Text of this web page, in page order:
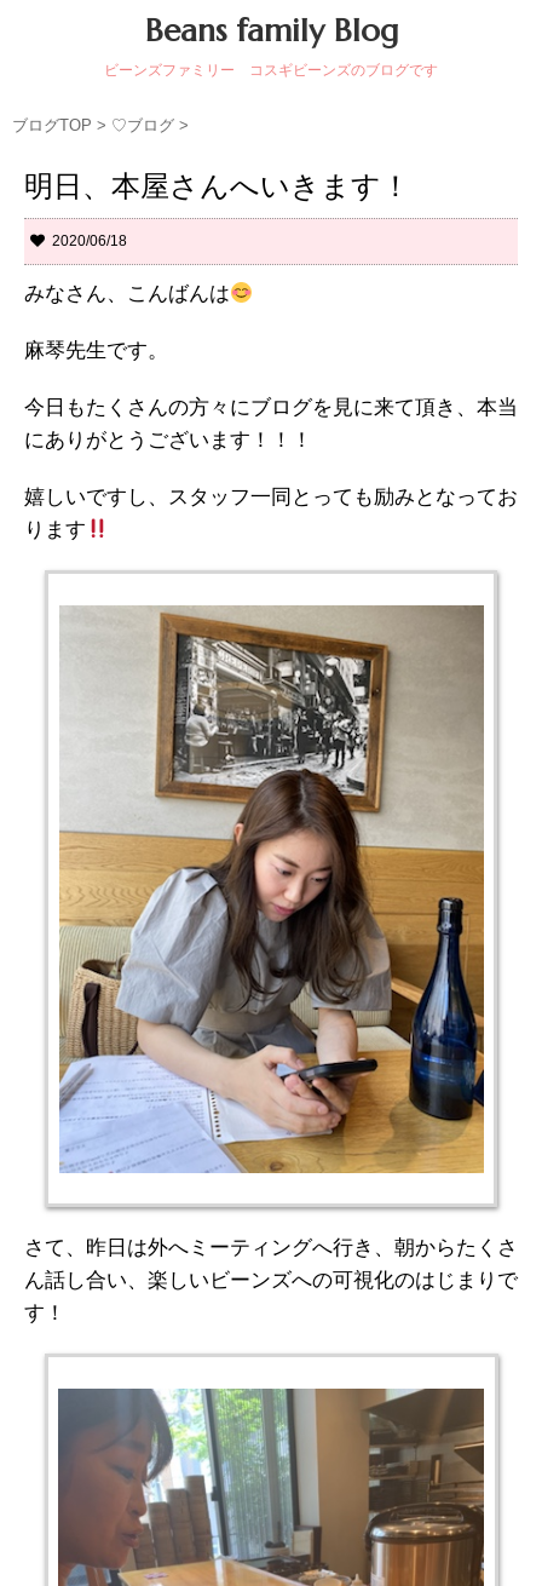
Beans family Blog
ビーンズファミリー コスギビーンズのブログです
ブログTOP > ♡ブログ >
明日、本屋さんへいきます！
2020/06/18
みなさん、こんばんは
麻琴先生です。
今日もたくさんの方々にブログを見に来て頂き、本当
にありがとうございます！！！
嬉しいですし、スタッフ一同とっても励みとなってお
ります
さて、昨日は外へミーティングへ行き、朝からたくさ
ん話し合い、楽しいビーンズへの可視化のはじまりで
す！